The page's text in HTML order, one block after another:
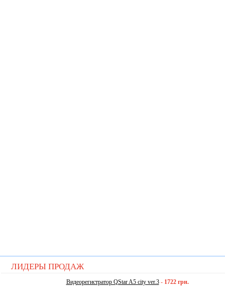
ЛИДЕРЫ ПРОДАЖ
Видеорегистратор QStar A5 city ver.3- 1722 грн.